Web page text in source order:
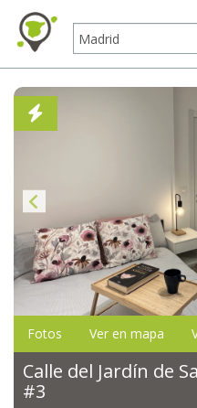
Fotos Ver en mapa
Calle del Jardín de
#3